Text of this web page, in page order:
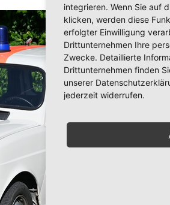
integrieren. Wenn Sie auf
klicken, werden diese
erfolgter Einwilligung
Drittunternehmen Ihre
Zwecke. Detaillierte
Drittunternehmen finden
unserer
jederzeit widerrufen.